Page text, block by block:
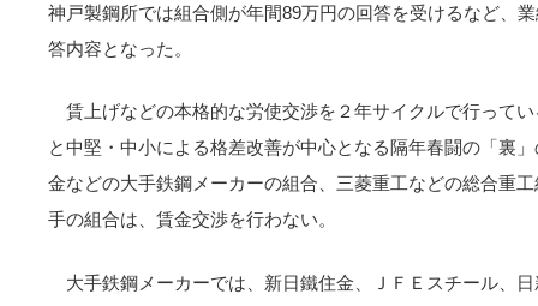
神戸製鋼所では組合側が年間89万円の回答を受けるなど、
答内容となった。
賃上げなどの本格的な労使交渉を２年サイクルで行って
と中堅・中小による格差改善が中心となる隔年春闘の「裏
金などの大手鉄鋼メーカーの組合、三菱重工などの総合重
手の組合は、賃金交渉を行わない。
大手鉄鋼メーカーでは、新日鐵住金、ＪＦＥスチール、